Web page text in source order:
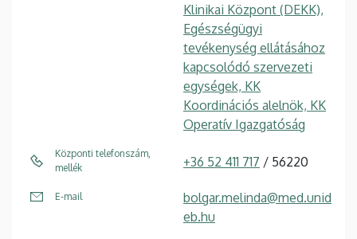
Klinikai Központ (DEKK),
Egészségügyi
tevékenység ellátásához
kapcsolódó szervezeti
egységek, KK
Koordinációs alelnök, KK
Operatív Igazgatóság
Központi telefonszám,
mellék
+36 52 411 717 / 56220
E-mail
bolgar.melinda@med.unid
eb.hu